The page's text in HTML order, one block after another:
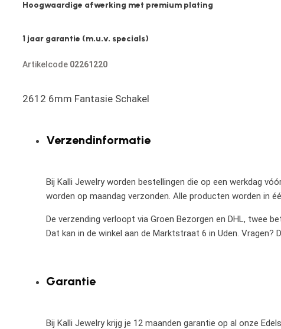
Hoogwaardige afwerking met premium plating
1 jaar garantie (m.u.v. specials)
Artikelcode 02261220
2612 6mm Fantasie Schakel
Verzendinformatie
Bij Kalli Jewelry worden bestellingen die op een werkdag
worden op maandag verzonden. Alle producten worden in
De verzending verloopt via Groen Bezorgen en DHL, twee
Dat kan in de winkel aan de Marktstraat 6 in Uden.
Garantie
Bij Kalli Jewelry krijg je 12 maanden garantie op al onze